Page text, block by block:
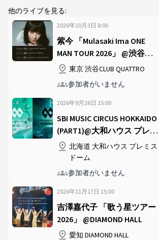
他のライブを見る:
2026年10月3日 8:00
紫今 「Mulasaki Ima ONE
MAN TOUR 2026」 @渋谷
CLUB QUATTRO
東京 渋谷CLUB QUATTRO
参加者がいません
2026年9月26日 15:00
SBI MUSIC CIRCUS HOKKAIDO
(PART1)@大和ハウス プレミ
ストドーム
北海道 大和ハウス プレミス
ドーム
参加者がいません
2026年11月17日 15:00
吉澤嘉代子 「歌う星ツアー
2026」 @DIAMOND HALL
愛知 DIAMOND HALL